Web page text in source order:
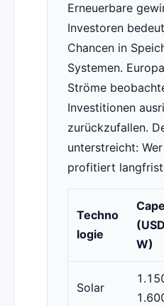
Erneuerbare
Investoren
Chancen in
Systemen.
Ströme
Investitionen
zurückzufallen.
unterstreicht:
profitiert
Techno
logie
W)
Solar